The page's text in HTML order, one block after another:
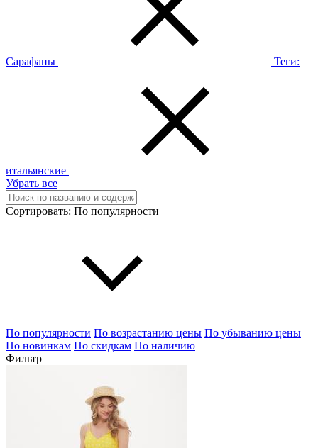
Сарафаны Теги:
итальянские
Убрать все
Сортировать: По популярности
По популярности По возрастанию цены По убыванию цены
По новинкам По скидкам По наличию
Фильтр